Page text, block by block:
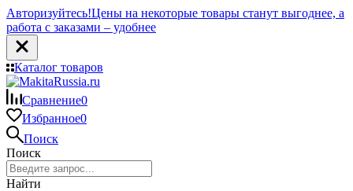
Авторизуйтесь!Цены на некоторые товары станут выгоднее, а
работа с заказами – удобнее
Каталог товаров
Сравнение0
Избранное0
Поиск
Поиск
Найти